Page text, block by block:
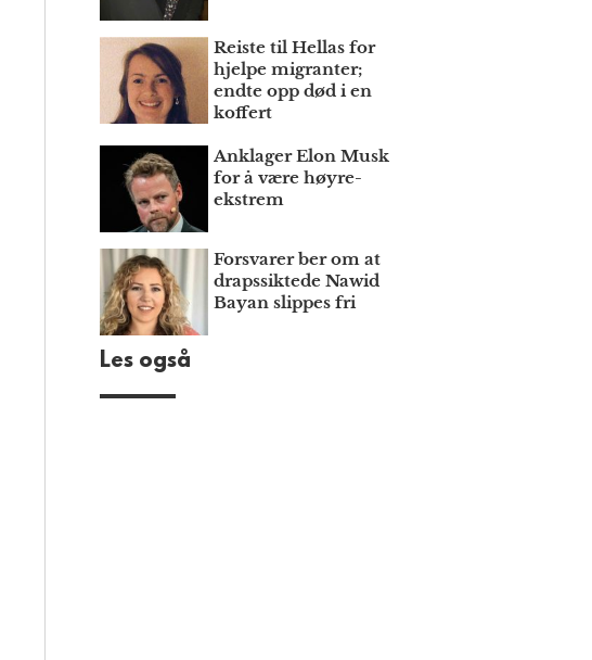
Reiste til Hellas for
hjelpe migranter;
endte opp død i en
koffert
Anklager Elon Musk
for å være høyre­
ekstrem
Forsvarer ber om at
draps­siktede Nawid
Bayan slippes fri
Les også